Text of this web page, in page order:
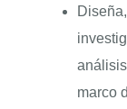
marco